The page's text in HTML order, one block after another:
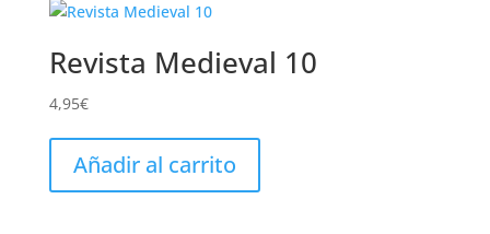
Revista Medieval 10
4,95€
Añadir al carrito